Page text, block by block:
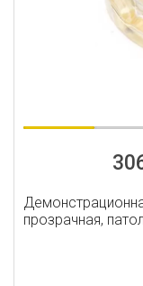
прозрачная,